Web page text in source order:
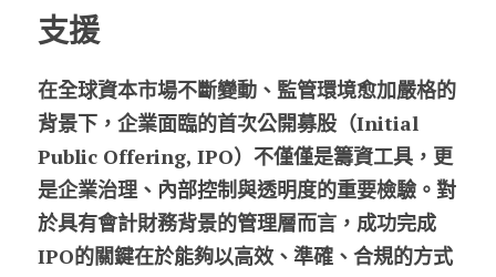
ESG永續經營
隱私權政策指南
聯絡正航
支援
在全球資本市場不斷變動、監管環境愈加嚴格的
背景下，企業面臨的首次公開募股（Initial
Public Offering, IPO）不僅僅是籌資工具，更
是企業治理、內部控制與透明度的重要檢驗。對
於具有會計財務背景的管理層而言，成功完成
IPO的關鍵在於能夠以高效、準確、合規的方式